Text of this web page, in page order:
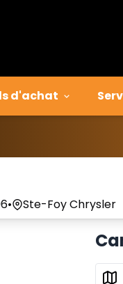
d'achat
• Ste-Foy Chrysler